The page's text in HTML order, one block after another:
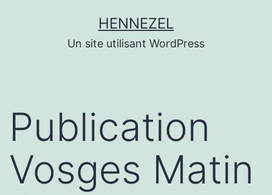
HENNEZEL
Un site utilisant WordPress
Publication
Vosges Matin